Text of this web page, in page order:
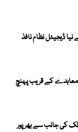
نیا ڈیجیٹل نظام نافذ
معاہدے کے قریب پہنچ
کی جانب سے بھرپور